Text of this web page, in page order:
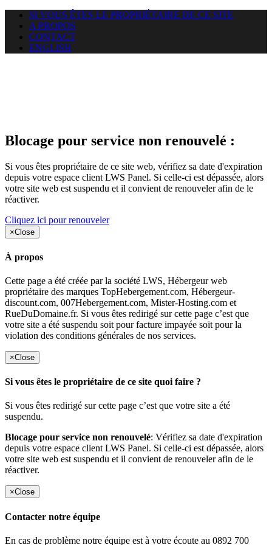
SI VOUS ÊTES LE PROPRIÉTAIRE DE CE SITE
A PROPOS
CONTACT
ENGLISH
Blocage pour service non renouvelé :
Si vous êtes propriétaire de ce site web, vérifiez sa date d'expiration
depuis votre espace client LWS Panel. Si celle-ci est dépassée, alors
votre site web est suspendu et il convient de renouveler afin de le
réactiver.
Cliquez ici pour renouveler
×Close
À propos
Cette page a été créée par la société LWS, Hébergeur web
propriétaire des marques TopHebergement.com, Hébergeur-
discount.com, 007Hebergement.com, Mister-Hosting.com et
RueDuDomaine.fr. Si vous êtes redirigé sur cette page c’est que
votre site a été suspendu soit pour facture impayée soit pour la
violation des conditions générales de nos services.
×Close
Si vous êtes le propriétaire de ce site quoi faire ?
Si vous êtes redirigé sur cette page c’est que votre site a été
suspendu.
Blocage pour service non renouvelé: Vérifiez sa date d'expiration
depuis votre espace client LWS Panel. Si celle-ci est dépassée, alors
votre site web est suspendu et il convient de renouveler afin de le
réactiver.
×Close
Contacter notre équipe
En cas de problème notre équipe est à votre écoute au 0892 700